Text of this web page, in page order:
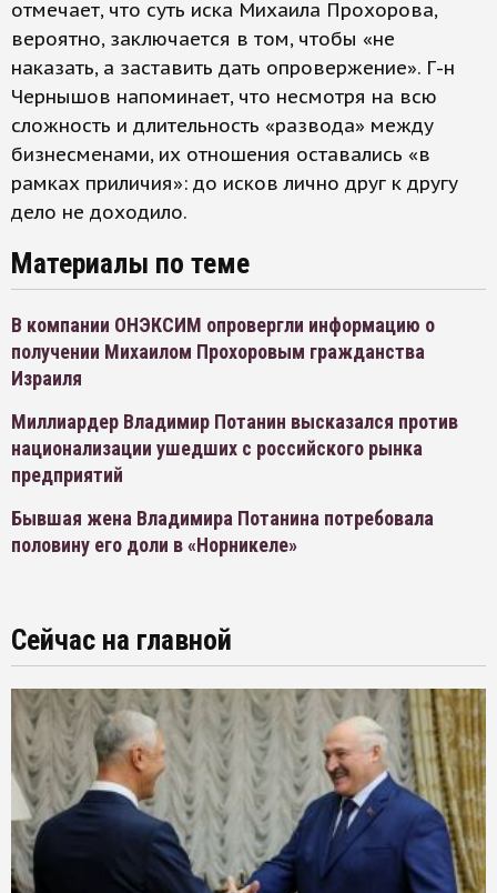
отмечает, что суть иска Михаила Прохорова,
вероятно, заключается в том, чтобы «не
наказать, а заставить дать опровержение». Г-н
Чернышов напоминает, что несмотря на всю
сложность и длительность «развода» между
бизнесменами, их отношения оставались «в
рамках приличия»: до исков лично друг к другу
дело не доходило.
Материалы по теме
В компании ОНЭКСИМ опровергли информацию о
получении Михаилом Прохоровым гражданства
Израиля
Миллиардер Владимир Потанин высказался против
национализации ушедших с российского рынка
предприятий
Бывшая жена Владимира Потанина потребовала
половину его доли в «Норникеле»
Сейчас на главной